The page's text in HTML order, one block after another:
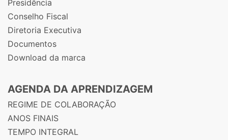
Presidência
Conselho Fiscal
Diretoria Executiva
Documentos
Download da marca
AGENDA DA APRENDIZAGEM
REGIME DE COLABORAÇÃO
ANOS FINAIS
TEMPO INTEGRAL